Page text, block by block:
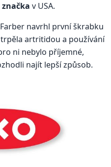
v USA.
navrhl první škrabku
trpěla artritidou a používání
ni nebylo příjemné,
najít lepší způsob.